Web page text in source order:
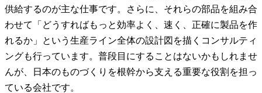
供給するのが主な仕事です。さらに、それらの部品を組み合
わせて「どうすればもっと効率よく、速く、正確に製品を作
れるか」という生産ライン全体の設計図を描くコンサルティ
ングも行っています。普段目にすることはないかもしれませ
んが、日本のものづくりを根幹から支える重要な役割を担っ
ている会社です。